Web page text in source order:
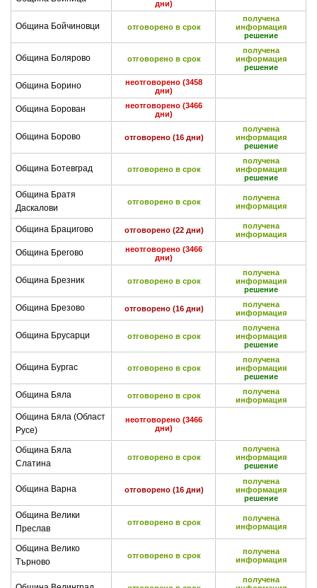
дни)
Община Бойчиновци отговорено в срок
получена
информация
решение
Община Болярово отговорено в срок
получена
информация
решение
Община Борино
неотговорено (3458
дни)
Община Борован
неотговорено (3466
дни)
Община Борово отговорено (16 дни)
получена
информация
решение
Община Ботевград отговорено в срок
получена
информация
решение
Община Братя
Даскалови
отговорено в срок
получена
информация
Община Брацигово отговорено (22 дни)
получена
информация
Община Брегово
неотговорено (3466
дни)
Община Брезник отговорено в срок
получена
информация
решение
Община Брезово отговорено (16 дни)
получена
информация
Община Брусарци отговорено в срок
получена
информация
решение
Община Бургас отговорено в срок
получена
информация
решение
Община Бяла отговорено в срок
получена
информация
Община Бяла (Област
Русе)
неотговорено (3466
дни)
Община Бяла
Слатина
отговорено в срок
получена
информация
решение
Община Варна отговорено (16 дни)
получена
информация
решение
Община Велики
Преслав
отговорено в срок
получена
информация
Община Велико
Търново
отговорено в срок
получена
информация
получена